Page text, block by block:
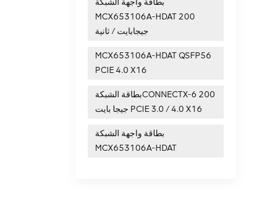
MCX653106A-HDAT 200
جيجابايت / ثانية
MCX653106A-HDAT QSFP56
PCIE 4.0 X16
بطاقة الشبكةCONNECTX-6 200
جيجا بايت PCIE 3.0 / 4.0 X16
بطاقة واجهة الشبكة
MCX653106A-HDAT